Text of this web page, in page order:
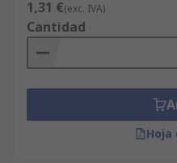
relevancy-
1,31 €(exc. IVA)
Cantidad
Hoja